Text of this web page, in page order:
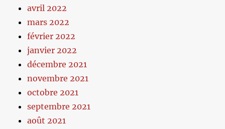
avril 2022
mars 2022
février 2022
janvier 2022
décembre 2021
novembre 2021
octobre 2021
septembre 2021
août 2021